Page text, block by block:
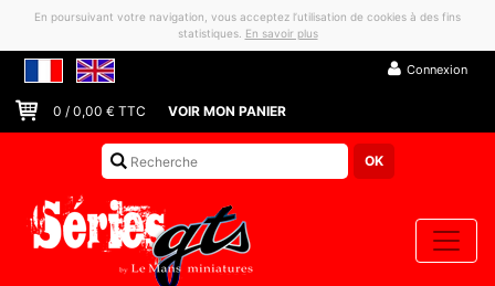
En poursuivant votre navigation, vous acceptez l’utilisation de cookies à des fins
statistiques. En savoir plus
Connexion
0 / 0,00 € TTC VOIR MON PANIER